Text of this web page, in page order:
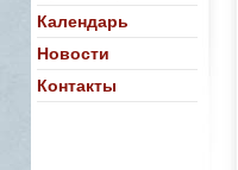
Календарь
Новости
Контакты